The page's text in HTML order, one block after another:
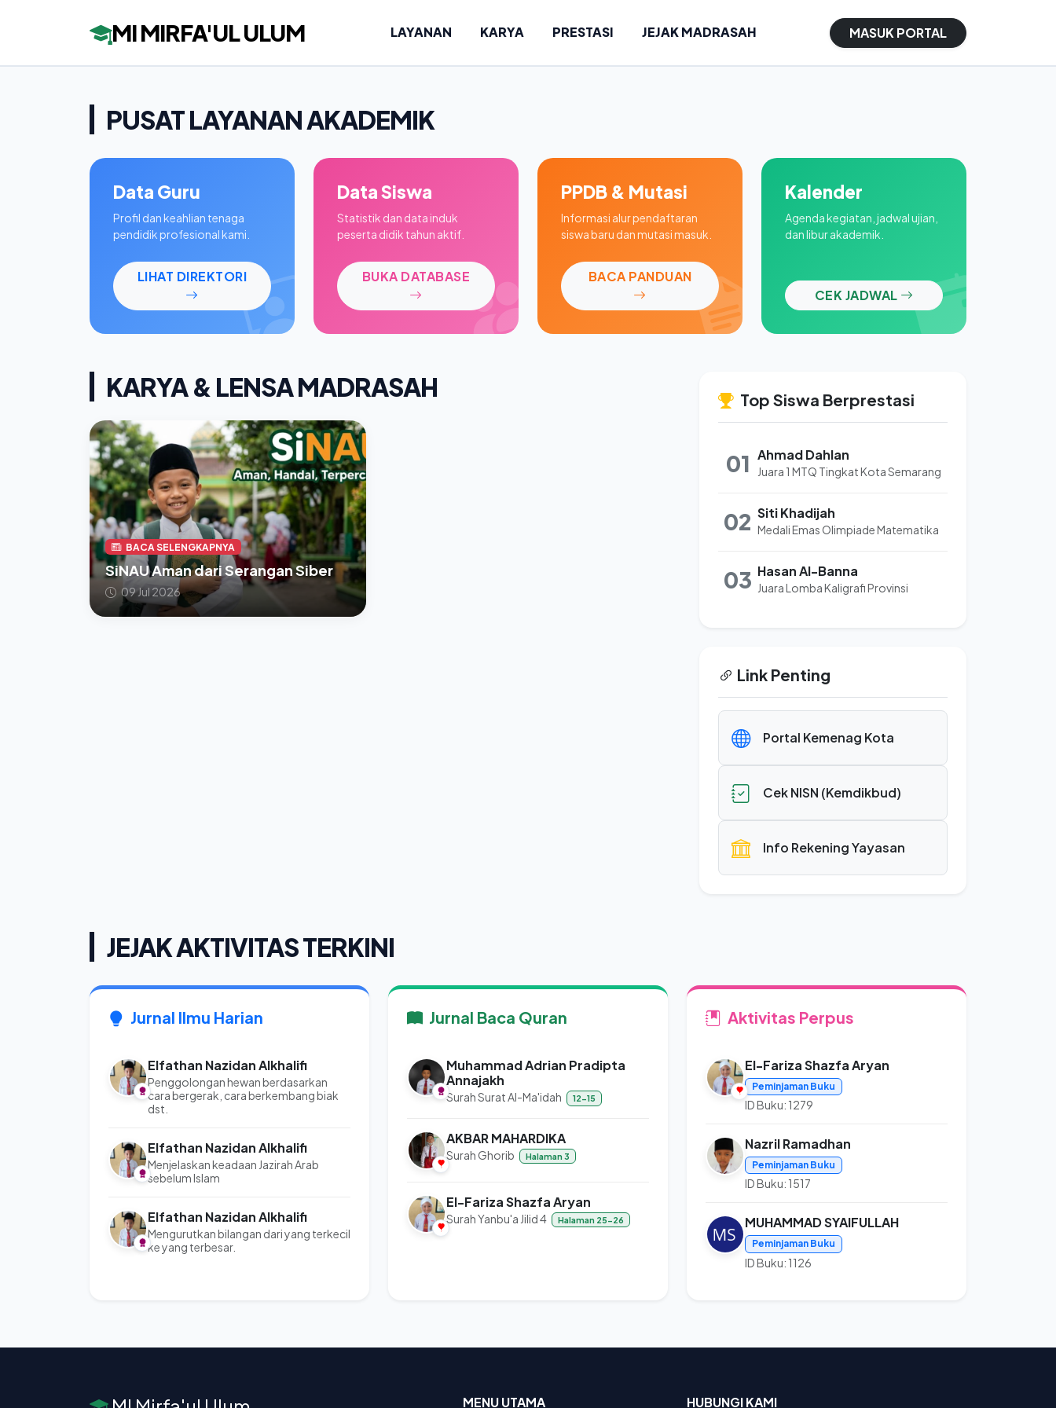
MI MIRFA'UL ULUM LAYANAN KARYA PRESTASI JEJAK MADRASAH MASUK PORTAL
PUSAT LAYANAN AKADEMIK
Data Guru
Profil dan keahlian tenaga
pendidik profesional kami.
LIHAT DIREKTORI
Data Siswa
Statistik dan data induk
peserta didik tahun aktif.
BUKA DATABASE
PPDB & Mutasi
Informasi alur pendaftaran
siswa baru dan mutasi masuk.
BACA PANDUAN
Kalender
Agenda kegiatan, jadwal ujian,
dan libur akademik.
CEK JADWAL
KARYA & LENSA MADRASAH
BACA SELENGKAPNYA
SiNAU Aman dari Serangan Siber
09 Jul 2026
Top Siswa Berprestasi
01 Ahmad Dahlan
Juara 1 MTQ Tingkat Kota Semarang
02 Siti Khadijah
Medali Emas Olimpiade Matematika
03 Hasan Al-Banna
Juara Lomba Kaligrafi Provinsi
Link Penting
Portal Kemenag Kota
Cek NISN (Kemdikbud)
Info Rekening Yayasan
JEJAK AKTIVITAS TERKINI
Jurnal Ilmu Harian
Elfathan Nazidan Alkhalifi
Penggolongan hewan berdasarkan
cara bergerak, cara berkembang biak
dst.
Elfathan Nazidan Alkhalifi
Menjelaskan keadaan Jazirah Arab
sebelum Islam
Elfathan Nazidan Alkhalifi
Mengurutkan bilangan dari yang terkecil
ke yang terbesar.
Jurnal Baca Quran
Muhammad Adrian Pradipta
Annajakh
Surah Surat Al-Ma'idah 12-15
AKBAR MAHARDIKA
Surah Ghorib Halaman 3
El-Fariza Shazfa Aryan
Surah Yanbu'a Jilid 4 Halaman 25-26
Aktivitas Perpus
El-Fariza Shazfa Aryan
Peminjaman Buku
ID Buku: 1279
Nazril Ramadhan
Peminjaman Buku
ID Buku: 1517
MUHAMMAD SYAIFULLAH
Peminjaman Buku
ID Buku: 1126
MENU UTAMA HUBUNGI KAMI